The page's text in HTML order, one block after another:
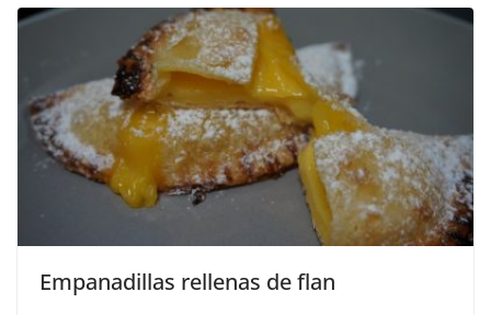
Empanadillas rellenas de flan